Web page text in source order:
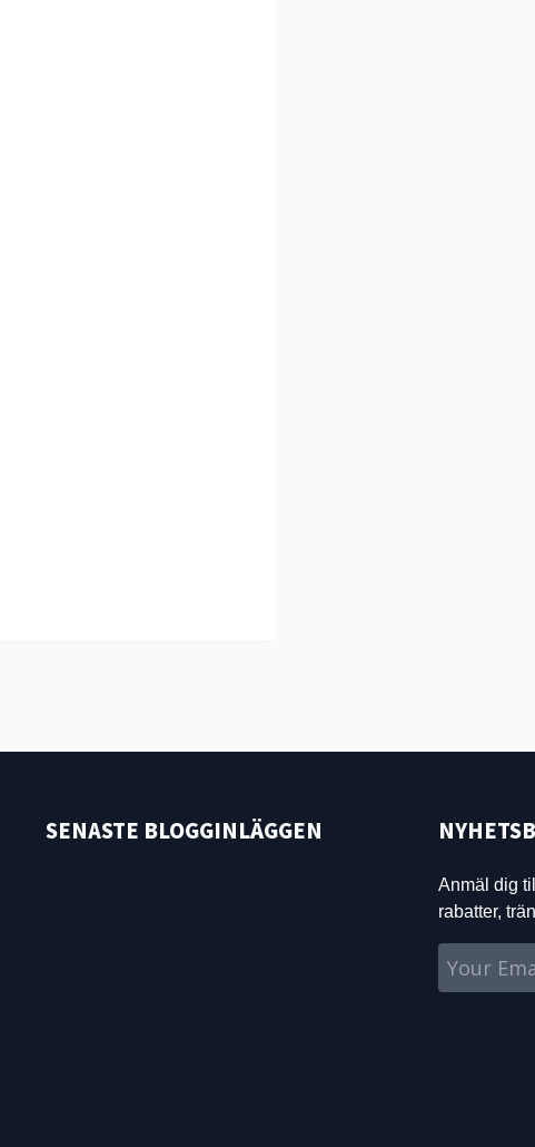
SENASTE BLOGGINLÄGGEN
Anmäl dig
rabatter,